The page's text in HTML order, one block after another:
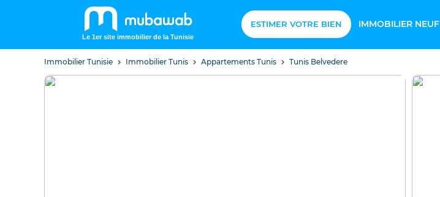
Le 1er site immobilier de la Tunisie
ESTIMER VOTRE BIEN IMMOBILIER NEUF
Immobilier Tunisie Immobilier Tunis Appartements Tunis Tunis Belvedere